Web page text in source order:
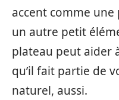
accent comme
un autre petit
plateau peut aider
qu’il fait partie de
naturel, aussi.